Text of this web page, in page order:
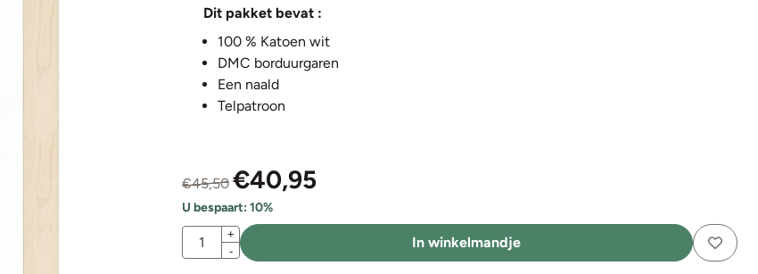
Dit pakket bevat :
100 % Katoen wit
DMC borduurgaren
Een naald
Telpatroon
€45,50 €40,95
U bespaart:10%
Aantal
+
-
In winkelmandje